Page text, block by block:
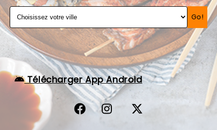
Go!
Télécharger App Android